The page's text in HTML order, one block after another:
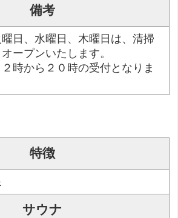
備考
日、水曜日、木曜日は、清掃
ープンいたします。
時から２０時の受付となりま
特徴
サウナ